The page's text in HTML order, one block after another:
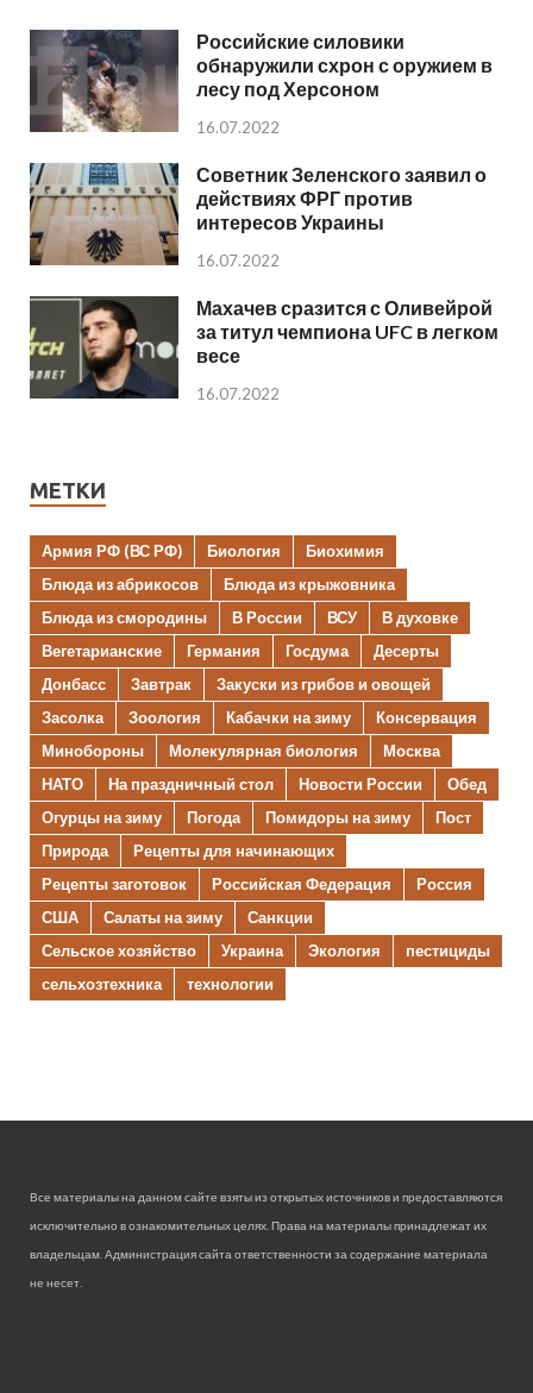
Российские силовики
обнаружили схрон с оружием в
лесу под Херсоном
16.07.2022
Советник Зеленского заявил о
действиях ФРГ против
интересов Украины
16.07.2022
Махачев сразится с Оливейрой
за титул чемпиона UFC в легком
весе
16.07.2022
МЕТКИ
Армия РФ (ВС РФ) Биология
Биохимия
Блюда из абрикосов
Блюда из крыжовника
Блюда из смородины
В России ВСУ
В духовке
Вегетарианские
Германия Госдума
Десерты
Донбасс
Завтрак
Закуски из грибов и овощей
Засолка
Зоология Кабачки на зиму
Консервация
Минобороны
Молекулярная биология
Москва
НАТО
На праздничный стол Новости России
Обед
Огурцы на зиму
Погода Помидоры на зиму
Пост
Природа
Рецепты для начинающих
Рецепты заготовок
Российская Федерация
Россия
США
Салаты на зиму
Санкции
Сельское хозяйство
Украина Экология
пестициды
сельхозтехника
технологии
Все материалы на данном сайте взяты из открытых источников и предоставляются
исключительно в ознакомительных целях. Права на материалы принадлежат их
владельцам. Администрация сайта ответственности за содержание материала
не несет.